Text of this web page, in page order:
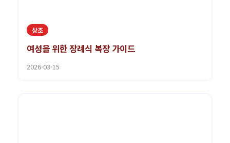
상조
여성을 위한 장례식 복장 가이드
2026-03-15